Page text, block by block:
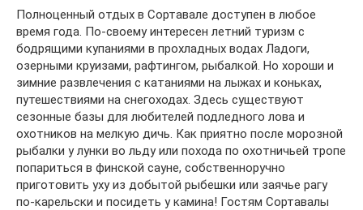
Полноценный отдых в Сортавале доступен в любое
время года. По-своему интересен летний туризм с
бодрящими купаниями в прохладных водах Ладоги,
озерными круизами, рафтингом, рыбалкой. Но хороши и
зимние развлечения с катаниями на лыжах и коньках,
путешествиями на снегоходах. Здесь существуют
сезонные базы для любителей подледного лова и
охотников на мелкую дичь. Как приятно после морозной
рыбалки у лунки во льду или похода по охотничьей тропе
попариться в финской сауне, собственноручно
приготовить уху из добытой рыбешки или заячье рагу
по-карельски и посидеть у камина! Гостям Сортавалы